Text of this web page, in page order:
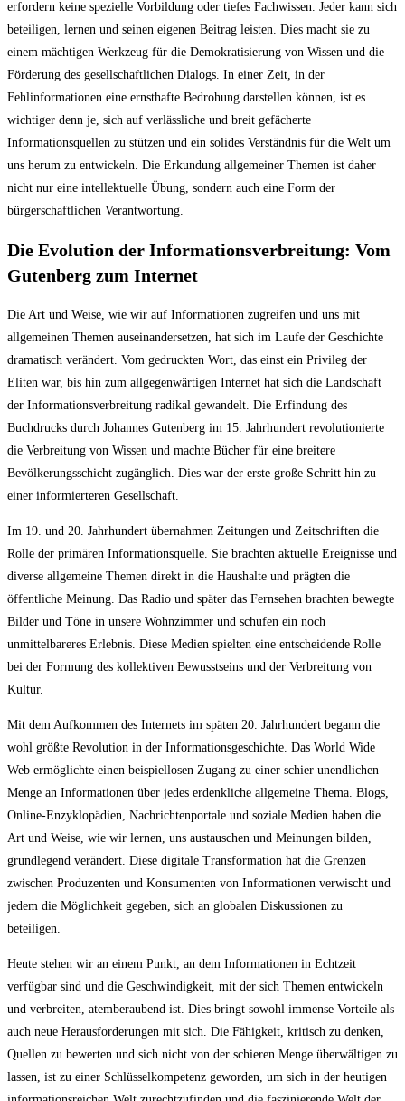
erfordern keine spezielle Vorbildung oder tiefes Fachwissen. Jeder kann sich
beteiligen, lernen und seinen eigenen Beitrag leisten. Dies macht sie zu
einem mächtigen Werkzeug für die Demokratisierung von Wissen und die
Förderung des gesellschaftlichen Dialogs. In einer Zeit, in der
Fehlinformationen eine ernsthafte Bedrohung darstellen können, ist es
wichtiger denn je, sich auf verlässliche und breit gefächerte
Informationsquellen zu stützen und ein solides Verständnis für die Welt um
uns herum zu entwickeln. Die Erkundung allgemeiner Themen ist daher
nicht nur eine intellektuelle Übung, sondern auch eine Form der
bürgerschaftlichen Verantwortung.
Die Evolution der Informationsverbreitung: Vom
Gutenberg zum Internet
Die Art und Weise, wie wir auf Informationen zugreifen und uns mit
allgemeinen Themen auseinandersetzen, hat sich im Laufe der Geschichte
dramatisch verändert. Vom gedruckten Wort, das einst ein Privileg der
Eliten war, bis hin zum allgegenwärtigen Internet hat sich die Landschaft
der Informationsverbreitung radikal gewandelt. Die Erfindung des
Buchdrucks durch Johannes Gutenberg im 15. Jahrhundert revolutionierte
die Verbreitung von Wissen und machte Bücher für eine breitere
Bevölkerungsschicht zugänglich. Dies war der erste große Schritt hin zu
einer informierteren Gesellschaft.
Im 19. und 20. Jahrhundert übernahmen Zeitungen und Zeitschriften die
Rolle der primären Informationsquelle. Sie brachten aktuelle Ereignisse und
diverse allgemeine Themen direkt in die Haushalte und prägten die
öffentliche Meinung. Das Radio und später das Fernsehen brachten bewegte
Bilder und Töne in unsere Wohnzimmer und schufen ein noch
unmittelbareres Erlebnis. Diese Medien spielten eine entscheidende Rolle
bei der Formung des kollektiven Bewusstseins und der Verbreitung von
Kultur.
Mit dem Aufkommen des Internets im späten 20. Jahrhundert begann die
wohl größte Revolution in der Informationsgeschichte. Das World Wide
Web ermöglichte einen beispiellosen Zugang zu einer schier unendlichen
Menge an Informationen über jedes erdenkliche allgemeine Thema. Blogs,
Online-Enzyklopädien, Nachrichtenportale und soziale Medien haben die
Art und Weise, wie wir lernen, uns austauschen und Meinungen bilden,
grundlegend verändert. Diese digitale Transformation hat die Grenzen
zwischen Produzenten und Konsumenten von Informationen verwischt und
jedem die Möglichkeit gegeben, sich an globalen Diskussionen zu
beteiligen.
Heute stehen wir an einem Punkt, an dem Informationen in Echtzeit
verfügbar sind und die Geschwindigkeit, mit der sich Themen entwickeln
und verbreiten, atemberaubend ist. Dies bringt sowohl immense Vorteile als
auch neue Herausforderungen mit sich. Die Fähigkeit, kritisch zu denken,
Quellen zu bewerten und sich nicht von der schieren Menge überwältigen zu
lassen, ist zu einer Schlüsselkompetenz geworden, um sich in der heutigen